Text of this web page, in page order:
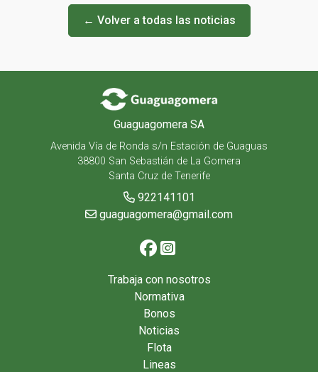
← Volver a todas las noticias
Guaguagomera SA
Avenida Vía de Ronda s/n Estación de Guaguas
38800 San Sebastián de La Gomera
Santa Cruz de Tenerife
922141101
guaguagomera@gmail.com
Trabaja con nosotros
Normativa
Bonos
Noticias
Flota
Lineas